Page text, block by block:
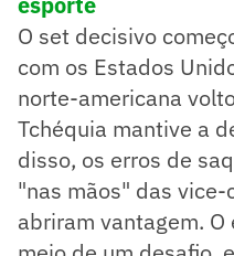
O set decisivo
com os Estados
norte-americana
Tchéquia mantive a
disso, os erros de
"nas mãos" das
abriram vantagem.